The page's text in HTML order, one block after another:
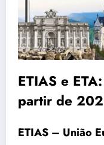
ETIAS e
partir de
ETIAS – União